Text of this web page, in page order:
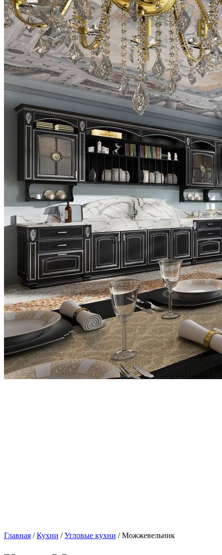
Главная /Кухни /Угловые кухни / Можжевельник